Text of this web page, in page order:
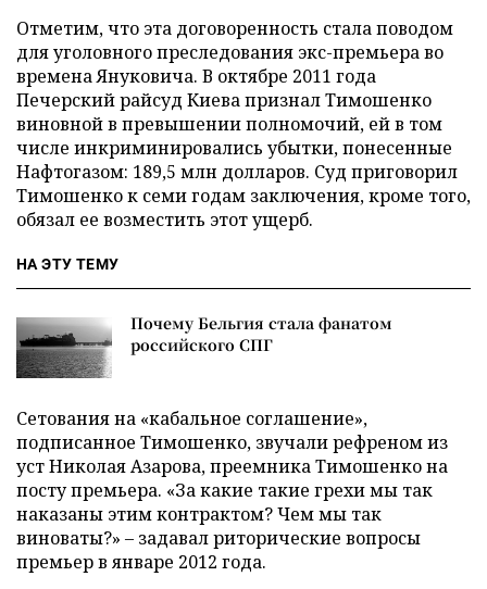
Отметим, что эта договоренность стала поводом
для уголовного преследования экс-премьера во
времена Януковича. В октябре 2011 года
Печерский райсуд Киева признал Тимошенко
виновной в превышении полномочий, ей в том
числе инкриминировались убытки, понесенные
Нафтогазом: 189,5 млн долларов. Суд приговорил
Тимошенко к семи годам заключения, кроме того,
обязал ее возместить этот ущерб.
НА ЭТУ ТЕМУ
Почему Бельгия стала фанатом
российского СПГ
Сетования на «кабальное соглашение»,
подписанное Тимошенко, звучали рефреном из
уст Николая Азарова, преемника Тимошенко на
посту премьера. «За какие такие грехи мы так
наказаны этим контрактом? Чем мы так
виноваты?» – задавал риторические вопросы
премьер в январе 2012 года.